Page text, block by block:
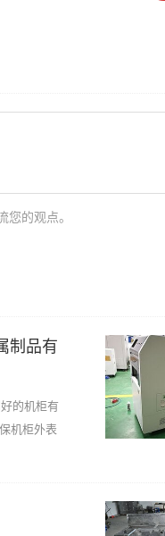
的观点。
制品有
的机柜有
机柜外表